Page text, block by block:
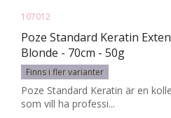
107012
Poze Standard Keratin
Blonde - 70cm - 50g
Finns i fler varianter
Poze Standard Keratin är en
som vill ha professi...